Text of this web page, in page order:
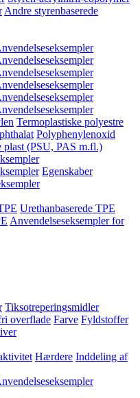
Andre styrenbaserede
Termoplastiske polyestre
Polyphenylenoxid
plast (PSU, PAS m.fl.)
Egenskaber
Urethanbaserede TPE
Anvendelseseksempler for
Tiksotreperingsmidler
overflade Farve Fyldstoffer
Hærdere Inddeling af